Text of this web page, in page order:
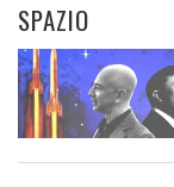
SPAZIO